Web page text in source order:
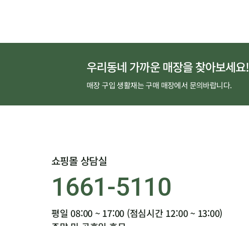
우리동네 가까운 매장을 찾아보세요!
매장 구입 생활재는 구매 매장에서 문의바랍니다.
쇼핑몰 상담실
1661-5110
평일 08:00 ~ 17:00 (점심시간 12:00 ~ 13:00)